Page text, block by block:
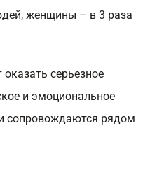
женщины – в 3 раза
серьезное
и эмоциональное
сопровождаются рядом